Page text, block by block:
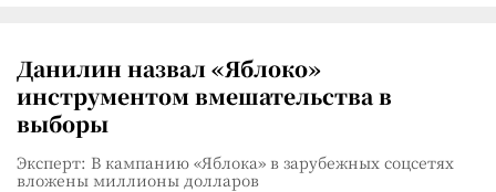
Данилин назвал «Яблоко»
инструментом вмешательства в
выборы
Эксперт: В кампанию «Яблока» в зарубежных соцсетях
вложены миллионы долларов